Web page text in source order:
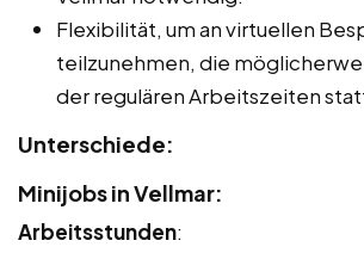
Flexibilität, um an virtuellen
teilzunehmen, die
der regulären Arbeitszeiten
Unterschiede:
Minijobs in Vellmar:
Arbeitsstunden: